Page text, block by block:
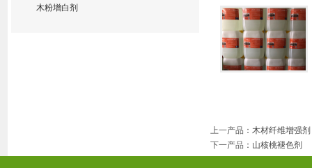
木粉增白剂
上一产品 ： 木材纤维增强剂
下一产品 ： 山核桃褪色剂